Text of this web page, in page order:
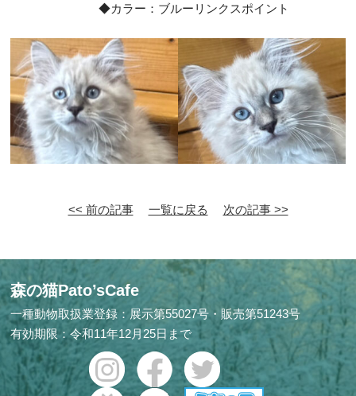
◆カラー：ブルーリンクスポイント
<< 前の記事 一覧に戻る 次の記事 >>
森の猫Pato’sCafe
一種動物取扱業登録：展示第55027号・販売第51243号
有効期限：令和11年12月25日まで